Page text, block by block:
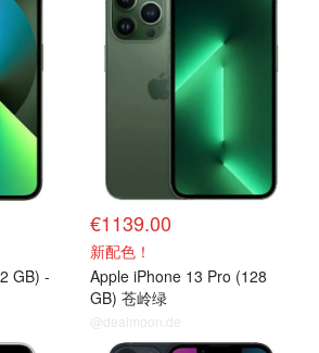
GB) -
€1139.00
新配色！
Apple iPhone 13 Pro (128
GB) 苍岭绿
@dealmoon.de